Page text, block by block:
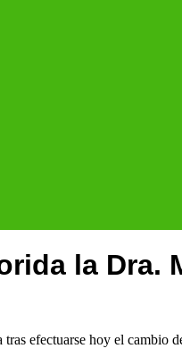
la Dra.
efectuarse hoy el cambio